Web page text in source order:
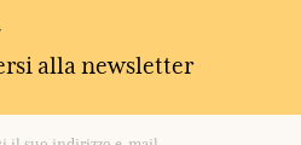
alla newsletter